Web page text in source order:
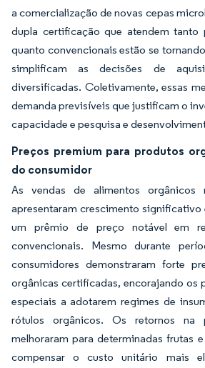
a comercialização de novas cepas
dupla certificação que atendem tanto
quanto convencionais estão se
simplificam as decisões de
diversificadas. Coletivamente, essas
demanda previsíveis que justificam o
capacidade e pesquisa e
Preços premium para produtos
do consumidor
As vendas de alimentos orgânicos
apresentaram crescimento significativo
um prêmio de preço notável em
convencionais. Mesmo durante
consumidores demonstraram forte
orgânicas certificadas, encorajando os
especiais a adotarem regimes de
rótulos orgânicos. Os retornos na
melhoraram para determinadas frutas
compensar o custo unitário mais